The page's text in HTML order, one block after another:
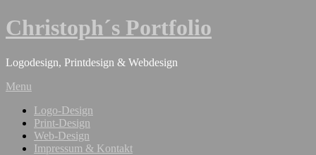
Christoph´s Portfolio
Logodesign, Printdesign & Webdesign
Menu
Logo-Design
Print-Design
Web-Design
Impressum & Kontakt